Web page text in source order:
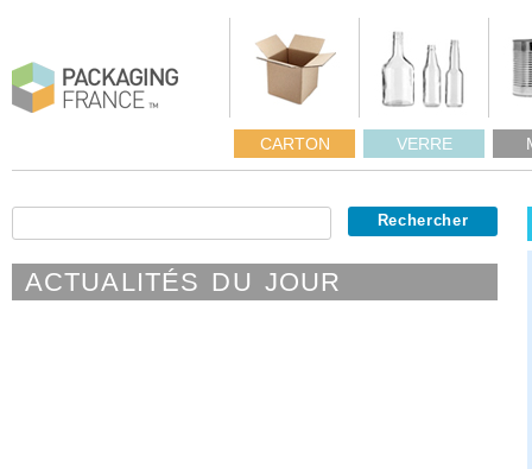
CARTON VERRE
ACTUALITÉS DU JOUR